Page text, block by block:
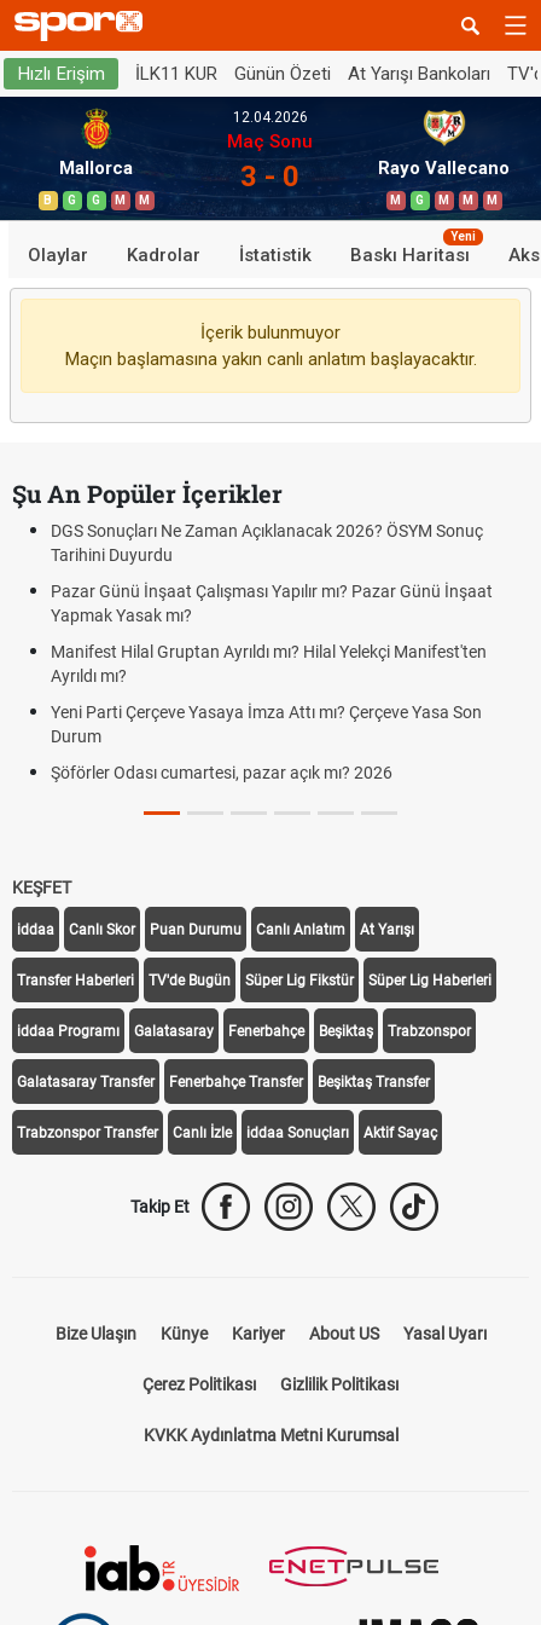
Hızlı Erişim İLK11 KUR Günün Özeti At Yarışı Bankoları
Mallorca
B G G M M
12.04.2026
Maç Sonu
3 - 0 Rayo Vallecano
M G M M M
Olaylar Kadrolar İstatistik Baskı Haritası
Yeni
İçerik bulunmuyor
Maçın başlamasına yakın canlı anlatım başlayacaktır.
Şu An Popüler İçerikler
DGS Sonuçları Ne Zaman Açıklanacak 2026? ÖSYM Sonuç
Tarihini Duyurdu
Pazar Günü İnşaat Çalışması Yapılır mı? Pazar Günü İnşaat
Yapmak Yasak mı?
Manifest Hilal Gruptan Ayrıldı mı? Hilal Yelekçi Manifest'ten
Ayrıldı mı?
Yeni Parti Çerçeve Yasaya İmza Attı mı? Çerçeve Yasa Son
Durum
Şöförler Odası cumartesi, pazar açık mı? 2026
KEŞFET
iddaa Canlı Skor Puan Durumu Canlı Anlatım At Yarışı
Transfer Haberleri TV'de Bugün Süper Lig Fikstür Süper Lig Haberleri
iddaa Programı Galatasaray Fenerbahçe Beşiktaş Trabzonspor
Galatasaray Transfer Fenerbahçe Transfer Beşiktaş Transfer
Trabzonspor Transfer Canlı İzle iddaa Sonuçları Aktif Sayaç
Takip Et
Bize Ulaşın Künye Kariyer About US Yasal Uyarı
Çerez Politikası Gizlilik Politikası
KVKK Aydınlatma Metni Kurumsal